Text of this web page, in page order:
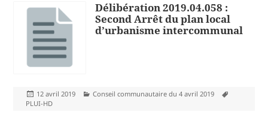
Délibération 2019.04.058 :
Second Arrêt du plan local
d’urbanisme intercommunal
Publié
le
12 avril 2019 Catégories
Conseil communautaire du 4 avril 2019
PLUI-HD